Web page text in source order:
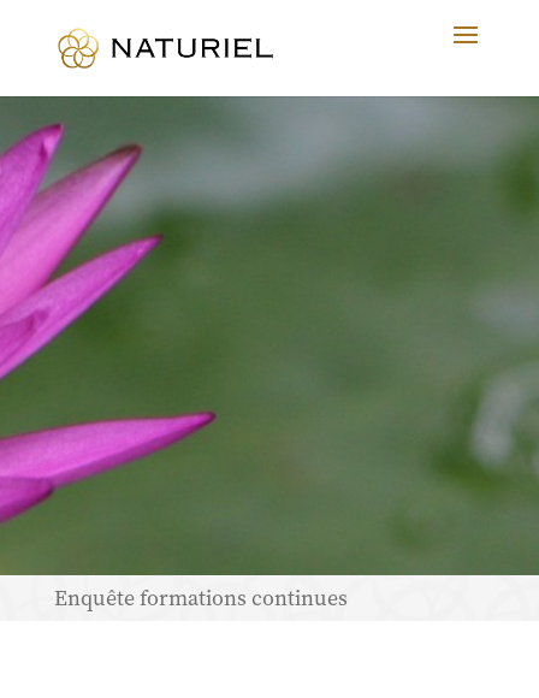
Enquête formations continues